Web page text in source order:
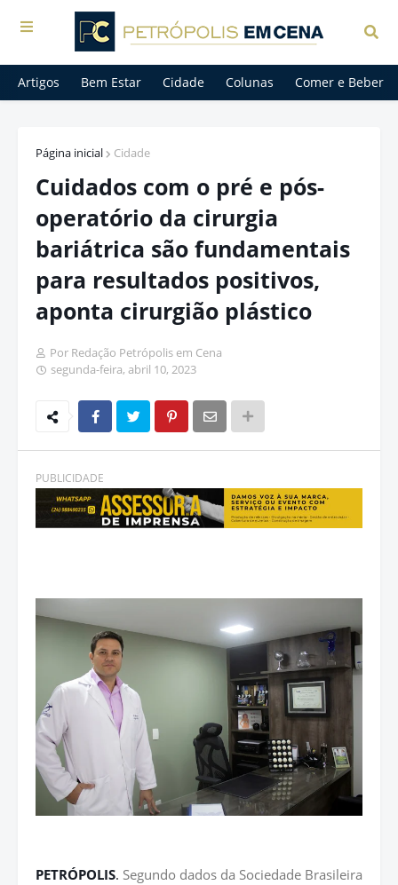
Artigos Bem Estar Cidade Colunas Comer e Beber
Página inicial Cidade
Cuidados com o pré e pós-
operatório da cirurgia
bariátrica são fundamentais
para resultados positivos,
aponta cirurgião plástico
Por Redação Petrópolis em Cena
segunda-feira, abril 10, 2023
PUBLICIDADE
PETRÓPOLIS. Segundo dados da Sociedade Brasileira